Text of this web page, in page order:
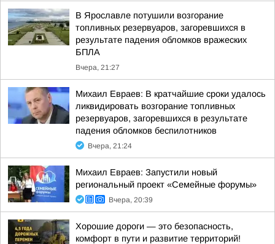
В Ярославле потушили возгорание
топливных резервуаров, загоревшихся в
результате падения обломков вражеских
БПЛА
Вчера, 21:27
Михаил Евраев: В кратчайшие сроки удалось
ликвидировать возгорание топливных
резервуаров, загоревшихся в результате
падения обломков беспилотников
Вчера, 21:24
Михаил Евраев: Запустили новый
региональный проект «Семейные форумы»
Вчера, 20:39
Хорошие дороги — это безопасность,
комфорт в пути и развитие территорий!